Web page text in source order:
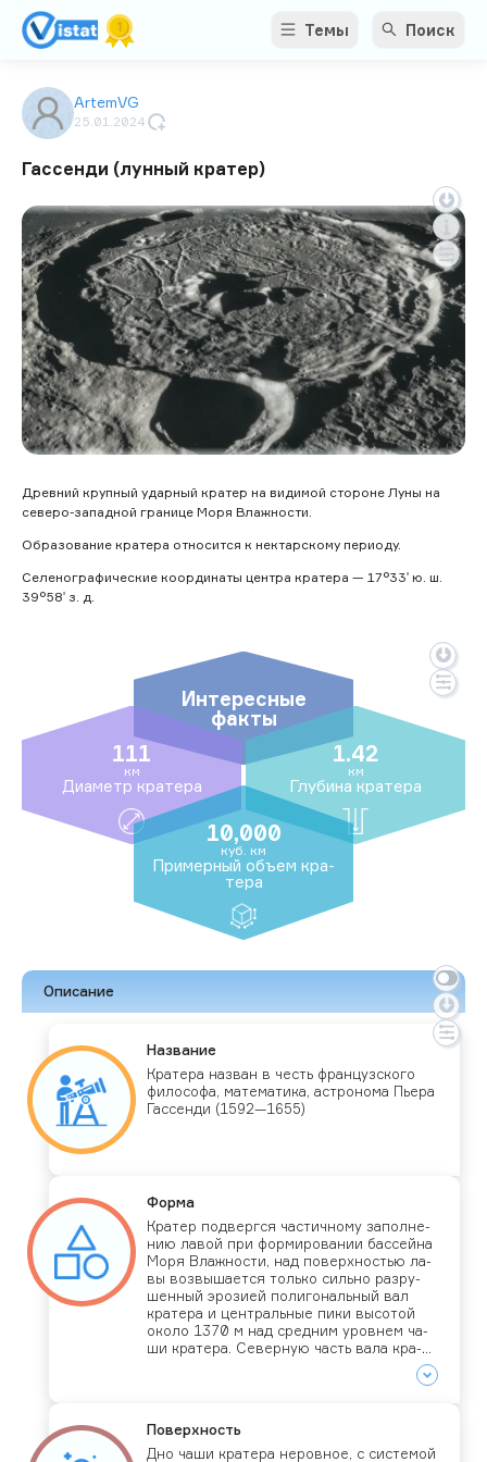
Темы Поиск
ArtemVG
25.01.2024
Гассенди (лунный кратер)
Древний крупный ударный кратер на видимой стороне Луны на
северо-западной границе Моря Влажности.
Образование кратера относится к нектарскому периоду.
Селенографические координаты центра кратера — 17°33′ ю. ш.
39°58′ з. д.
Интересные
факты
111
км
Ди­аметр кра­тера
1.42
км
Глу­бина кра­тера
10,000
куб. км
При­мер­ный объ­ем кра­
тера
Описание
Наз­ва­ние
Кра­тера наз­ван в честь фран­цуз­ско­го
фи­лосо­фа, ма­тема­тика, ас­тро­нома Пь­ера
Гас­сенди (1592—1655)
Фор­ма
Кра­тер под­вер­гся час­тично­му за­пол­не­
нию ла­вой при фор­ми­рова­нии бас­сей­на
Мо­ря Влаж­ности, над по­вер­хностью ла­
вы воз­вы­ша­ет­ся толь­ко силь­но раз­ру­
шен­ный эро­зи­ей по­лиго­наль­ный вал
кра­тера и цен­траль­ные пи­ки вы­сотой
око­ло 1370 м над сред­ним уров­нем ча­
ши кра­тера. Се­вер­ную часть ва­ла кра­
тера пе­рек­ры­ва­ет са­тел­литный кра­тер
По­вер­хность
Дно ча­ши кра­тера не­ров­ное, с сис­те­мой